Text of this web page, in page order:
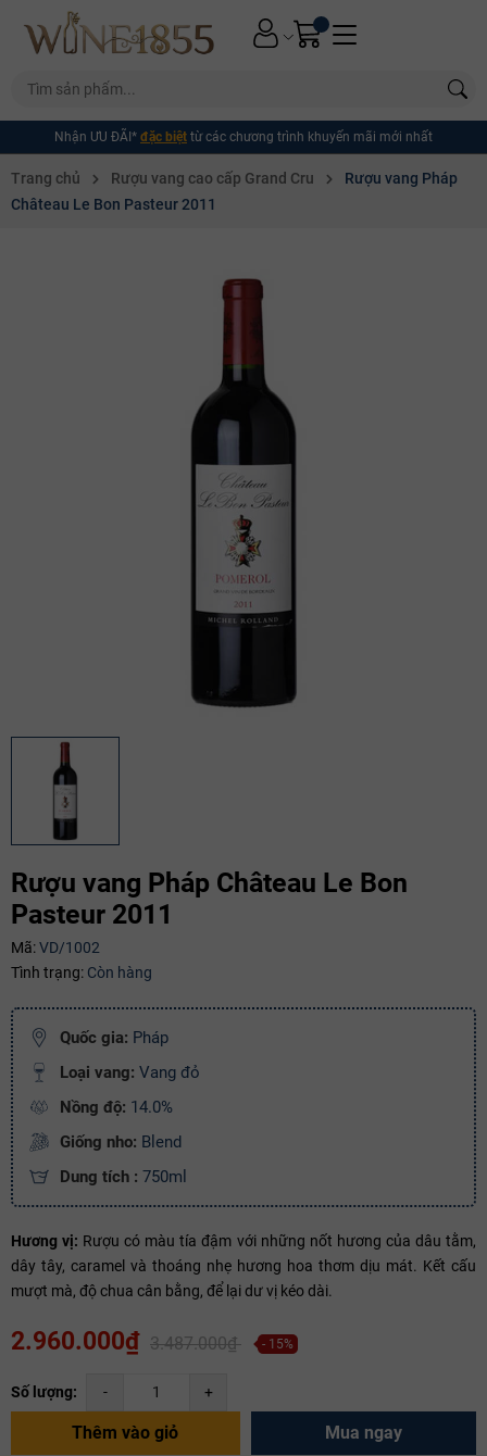
Nhận ƯU ĐÃI* đặc biệt từ các chương trình khuyến mãi mới nhất
Trang chủ Rượu vang cao cấp Grand Cru
Rượu vang Pháp
Château Le Bon Pasteur 2011
Rượu vang Pháp Château Le Bon
Pasteur 2011
Mã:VD/1002
Tình trạng: Còn hàng
Quốc gia: Pháp
Loại vang: Vang đỏ
Nồng độ: 14.0%
Giống nho: Blend
Dung tích : 750ml
Hương vị: Rượu có màu tía đậm với những nốt hương của dâu tằm,
dây tây, caramel và thoáng nhẹ hương hoa thơm dịu mát. Kết cấu
mượt mà, độ chua cân bằng, để lại dư vị kéo dài.
2.960.000₫ 3.487.000₫ - 15%
Số lượng: - +
Thêm vào giỏ Mua ngay
Ngày hết hạn:
Điều kiện:
Copy mã và nhập mã ở trangTHANH TOÁN